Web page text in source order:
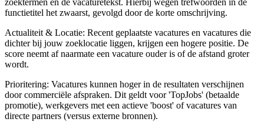
zoektermen en de vacaturetekst. Hierbij wegen trefwoorden in de
functietitel het zwaarst, gevolgd door de korte omschrijving.
Actualiteit & Locatie: Recent geplaatste vacatures en vacatures die
dichter bij jouw zoeklocatie liggen, krijgen een hogere positie. De
score neemt af naarmate een vacature ouder is of de afstand groter
wordt.
Prioritering: Vacatures kunnen hoger in de resultaten verschijnen
door commerciële afspraken. Dit geldt voor 'TopJobs' (betaalde
promotie), werkgevers met een actieve 'boost' of vacatures van
directe partners (versus externe bronnen).